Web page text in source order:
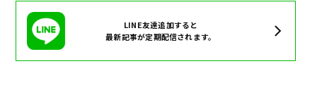
LINE友達追加すると
最新記事が定期配信されます。